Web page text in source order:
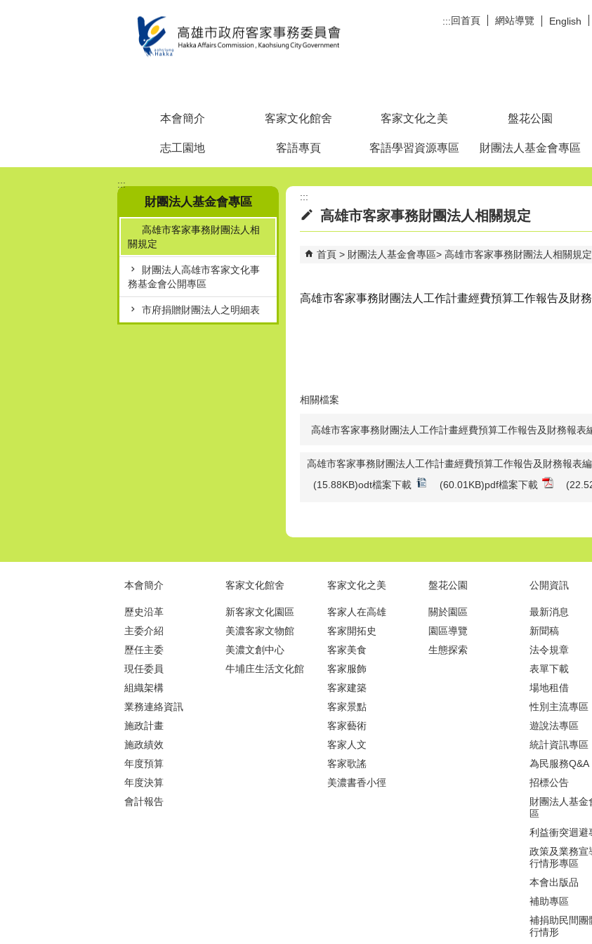
:::回首頁 網站導覽 English
本會簡介 客家文化館舍 客家文化之美 盤花公園
志工園地 客語專頁 客語學習資源專區 財團法人基金會專區
:::
財團法人基金會專區
高雄市客家事務財團法人相
關規定
財團法人高雄市客家文化事
務基金會公開專區
市府捐贈財團法人之明細表
:::
高雄市客家事務財團法人相關規定
首頁 財團法人基金會專區 高雄市客家事務財團法人相關規定
高雄市客家事務財團法人工作計畫經費預算工作報告及財
相關檔案
高雄市客家事務財團法人工作計畫經費預算工作報告及財務報表
高雄市客家事務財團法人工作計畫經費預算工作報告及財務報表
(15.88KB)odt檔案下載
(60.01KB)pdf檔案下載
本會簡介
歷史沿革
主委介紹
歷任主委
現任委員
組織架構
業務連絡資訊
施政計畫
施政績效
年度預算
年度決算
會計報告
客家文化館舍
新客家文化園區
美濃客家文物館
美濃文創中心
牛埔庄生活文化館
客家文化之美
客家人在高雄
客家開拓史
客家美食
客家服飾
客家建築
客家景點
客家藝術
客家人文
客家歌謠
美濃書香小徑
盤花公園
關於園區
園區導覽
生態探索
公開資訊
最新消息
新聞稿
法令規章
表單下載
場地租借
性別主流專區
遊說法專區
統計資訊專區
為民服務Q&A
招標公告
財團法人基金
區
利益衝突迴避
政策及業務宣
行情形專區
本會出版品
補助專區
補捐助民間團
行情形